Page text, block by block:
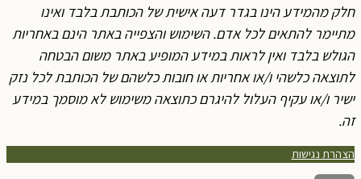
חלק מהמידע הינו בגדר דעה אישית של הכותבת בלבד ואינו
מתיימר להתאים לכל אדם. השימוש והצפייה באתר הינם באחריות
הגולש בלבד ואין לראות במידע המופיע באתר משום הבטחה
לתוצאה כלשהי ו/או אחריות או חובות כלשהם של הכותבת לכל נזק
ישיר ו/או עקיף העלול להיגרם כתוצאה משימוש לא מוסמך במידע
זה.
הצהרת נגישות